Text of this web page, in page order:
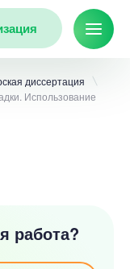
диссертация
Использование
работа?